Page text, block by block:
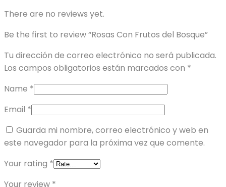
There are no reviews yet.
Be the first to review “Rosas Con Frutos del Bosque”
Tu dirección de correo electrónico no será publicada.
Los campos obligatorios están marcados con *
Name *
Email *
Guarda mi nombre, correo electrónico y web en
este navegador para la próxima vez que comente.
Your rating *
Your review *